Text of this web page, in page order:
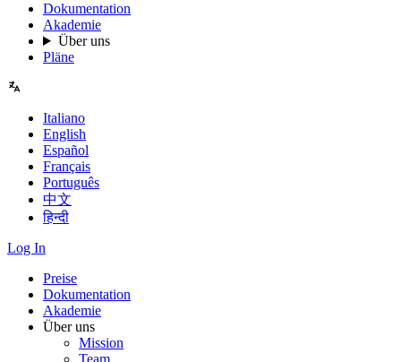
Dokumentation
Akademie
Über uns
Pläne
Italiano
English
Español
Français
Português
中文
हिन्दी
Log In
Preise
Dokumentation
Akademie
Über uns
Mission
Team